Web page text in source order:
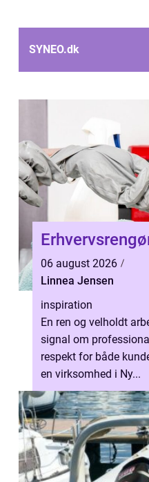
SYNEO.dk
06 august 2026
Linnea Jensen
inspiration
En ren og velholdt
signal om
respekt for både
en virksomhed i Ny...